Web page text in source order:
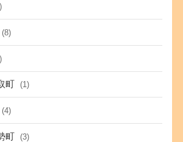
(8)
町 (1)
(4)
町 (3)